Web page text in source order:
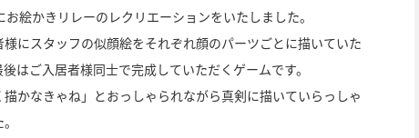
お絵かきリレーのレクリエーションをいたしました。
様にスタッフの似顔絵をそれぞれ顔のパーツごとに描いていた
はご入居者様同士で完成していただくゲームです。
描かなきゃね」とおっしゃられながら真剣に描いていらっしゃ